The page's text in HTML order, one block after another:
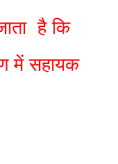
है कि
में सहायक